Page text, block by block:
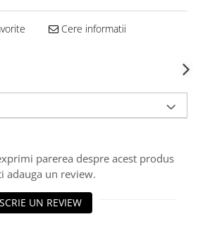
Cere informatii
parerea despre acest produs
adauga un review.
SCRIE UN REVIEW